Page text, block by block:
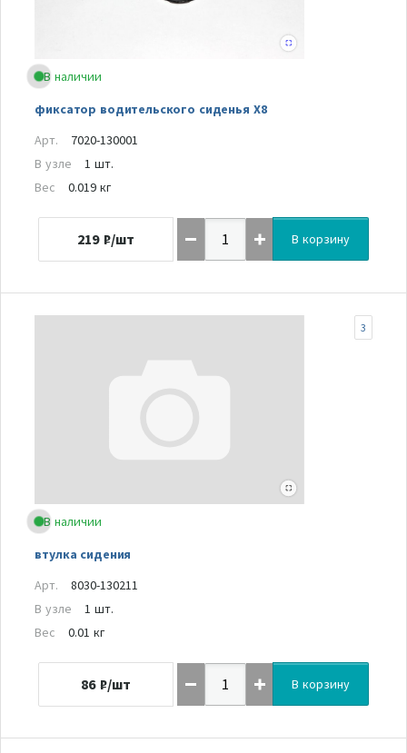
В наличии
фиксатор водительского сиденья Х8
Арт.
7020-130001
В узле
1 шт.
Вес
0.019 кг
219 ₽/шт В корзину
В наличии
втулка сидения
3
Арт.
8030-130211
В узле
1 шт.
Вес
0.01 кг
86 ₽/шт В корзину